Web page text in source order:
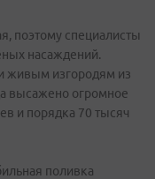
поэтому специалисты
насаждений.
живым изгородям из
высажено огромное
и порядка 70 тысяч
поливка